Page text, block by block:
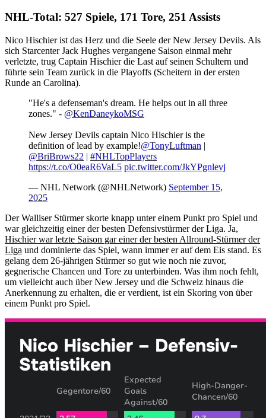
NHL-Total: 527 Spiele, 171 Tore, 251 Assists
Nico Hischier ist das Herz und die Seele der New Jersey Devils. Als
sich Starcenter Jack Hughes vergangene Saison einmal mehr
verletzte, trug Captain Hischier die Last auf seinen Schultern und
führte sein Team zurück in die Playoffs (Scheitern in der ersten
Runde an Carolina).
"He's a defenseman's dream. He helps out in all three
zones." - @KenDaneykoMSG
New Jersey Devils captain Nico Hischier is the
definition of lead by example!@TonyLuftman |
@BriBrows22 | #NHLTopPlayers
https://t.co/O0eaR6VaL5 pic.twitter.com/JkYPgnlevj
— NHL Network (@NHLNetwork) September 15,
2025
Der Walliser Stürmer skorte knapp unter einem Punkt pro Spiel und
war gleichzeitig einer der besten Defensivstürmer der Liga. Ja,
Hischier war letzte Saison gar einer der besten Allround-Stürmer der
Liga und dominierte das Spiel, wann immer er auf dem Eis stand. Es
gelang dem 26-jährigen Stürmer so gut wie noch nie zuvor,
gegnerische Chancen und Tore zu unterbinden. Was ihm noch fehlt,
um vielleicht auch über New Jersey und die Schweiz hinaus die
Anerkennung zu erhalten, die er verdient, ist ein Skoring von über
einem Punkt pro Spiel.